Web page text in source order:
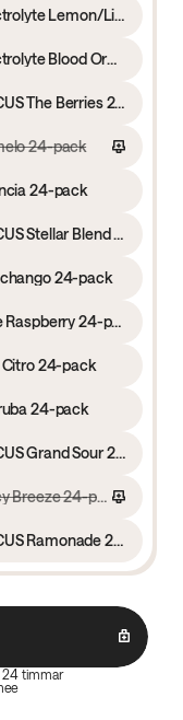
NOCCO Electrolyte Lemon/Lime 24-pack
NOCCO Electrolyte Blood Orange 24-pack
NOCCO FOCUS The Berries 24-pack
24-pack
24-pack
NOCCO FOCUS Stellar Blend 24-pack
24-pack
NOCCO Blue Raspberry 24-pack
Citro 24-pack
24-pack
NOCCO FOCUS Grand Sour 24-pack
NOCCO Juicy Breeze 24-pack
NOCCO FOCUS Ramonade 24-pack
24 timmar